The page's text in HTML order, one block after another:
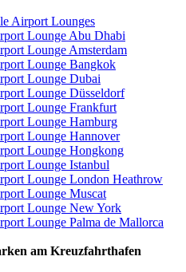
Airport Lounges
Lounge Abu Dhabi
Lounge Amsterdam
Lounge Bangkok
Lounge Dubai
Lounge Düsseldorf
Lounge Frankfurt
Lounge Hamburg
Lounge Hannover
Lounge Hongkong
Lounge Istanbul
Lounge London Heathrow
Lounge Muscat
Lounge New York
Lounge Palma de Mallorca
am Kreuzfahrthafen